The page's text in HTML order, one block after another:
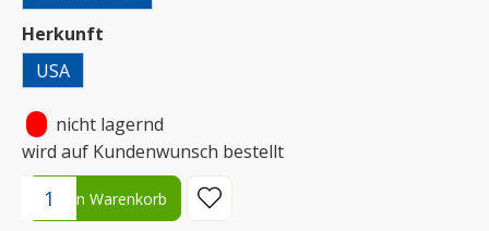
Herkunft
USA
nicht lagernd
wird auf Kundenwunsch bestellt
Produkt Anzahl: Gib den gewünschten Wert ein oder benutze
In den Warenkorb